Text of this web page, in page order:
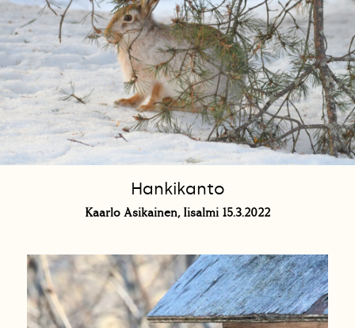
Hankikanto
Kaarlo Asikainen, Iisalmi 15.3.2022